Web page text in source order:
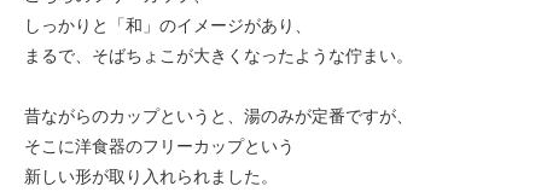
しっかりと「和」のイメージがあり、
まるで、そばちょこが大きくなったような佇まい。
昔ながらのカップというと、湯のみが定番ですが、
そこに洋食器のフリーカップという
新しい形が取り入れられました。